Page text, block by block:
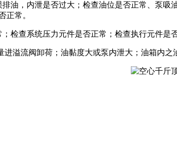
油，内泄是否过大；检查油位是否正常、泵
正常。
检查系统压力元件是否正常；检查执行元件
溢流阀卸荷；油黏度大或泵内泄大；油箱内之